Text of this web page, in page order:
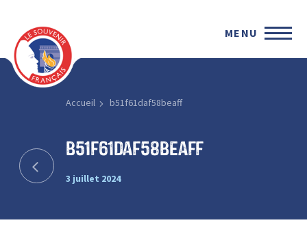
MENU
Accueil b51f61daf58beaff
b51f61daf58beaff
3 juillet 2024